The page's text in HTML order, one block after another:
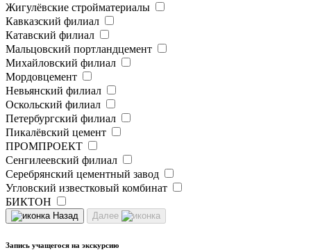
Жигулёвские стройматериалы
Кавказский филиал
Катавский филиал
Мальцовский портландцемент
Михайловский филиал
Мордовцемент
Невьянский филиал
Оскольский филиал
Петербургский филиал
Пикалёвский цемент
ПРОМПРОЕКТ
Сенгилеевский филиал
Серебрянский цементный завод
Угловский известковый комбинат
БИКТОН
Назад Далее
Запись учащегося на экскурсию